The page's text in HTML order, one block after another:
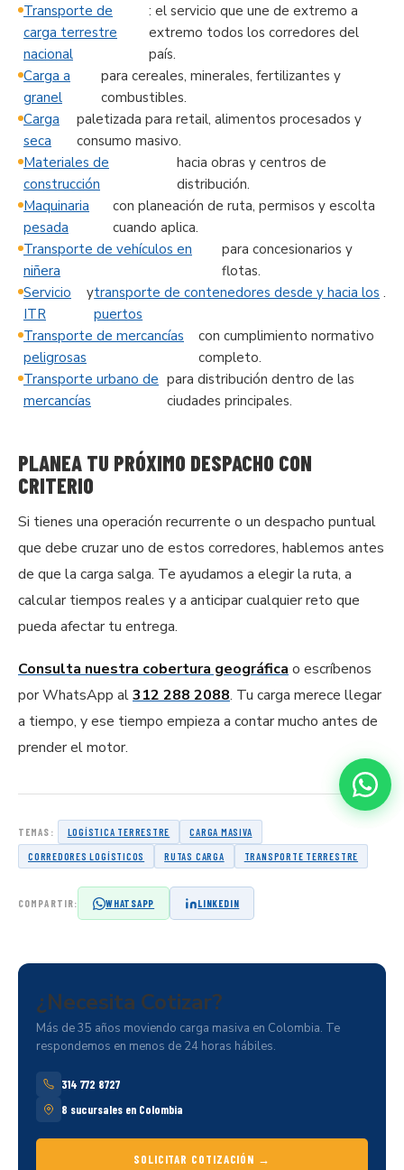
Transporte de
carga terrestre
nacional
: el servicio que une de extremo a
extremo todos los corredores del
país.
Carga a
granel
para cereales, minerales, fertilizantes y
combustibles.
Carga
seca
paletizada para retail, alimentos procesados y
consumo masivo.
Materiales de
construcción
hacia obras y centros de
distribución.
Maquinaria
pesada
con planeación de ruta, permisos y escolta
cuando aplica.
Transporte de vehículos en
niñera
para concesionarios y
flotas.
Servicio
ITR
ytransporte de contenedores desde y hacia los
puertos
.
Transporte de mercancías
peligrosas
con cumplimiento normativo
completo.
Transporte urbano de
mercancías
para distribución dentro de las
ciudades principales.
PLANEA TU PRÓXIMO DESPACHO CON
CRITERIO
Si tienes una operación recurrente o un despacho puntual
que debe cruzar uno de estos corredores, hablemos antes
de que la carga salga. Te ayudamos a elegir la ruta, a
calcular tiempos reales y a anticipar cualquier reto que
pueda afectar tu entrega.
Consulta nuestra cobertura geográfica o escríbenos
por WhatsApp al312 288 2088. Tu carga merece llegar
a tiempo, y ese tiempo empieza a contar mucho antes de
prender el motor.
TEMAS: LOGÍSTICA TERRESTRE CARGA MASIVA
CORREDORES LOGÍSTICOS RUTAS CARGA TRANSPORTE TERRESTRE
COMPARTIR: WHATSAPP LINKEDIN
¿Necesita Cotizar?
Más de 35 años moviendo carga masiva en Colombia. Te
respondemos en menos de 24 horas hábiles.
314 772 8727
8 sucursales en Colombia
SOLICITAR COTIZACIÓN →